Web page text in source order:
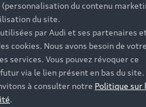
du contenu
du site.
par Audi et ses partenaires
cookies. Nous avons besoin de votre
services. Vous pouvez révoquer ce
via le lien présent en bas du site.
à consulter notre Politique sur
.